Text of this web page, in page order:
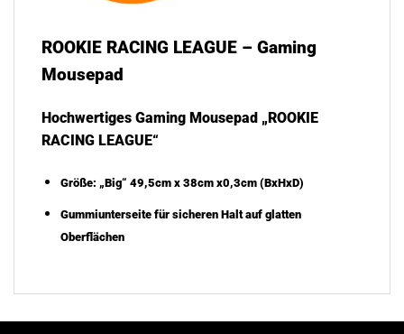
ROOKIE RACING LEAGUE – Gaming
Mousepad
Hochwertiges Gaming Mousepad „ROOKIE
RACING LEAGUE“
Größe: „Big“ 49,5cm x 38cm x0,3cm (BxHxD)
Gummiunterseite für sicheren Halt auf glatten
Oberflächen